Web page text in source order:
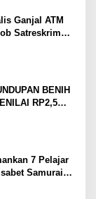
Ganjal ATM
Satreskrim
BENIH
RP2,5
7 Pelajar
Samurai